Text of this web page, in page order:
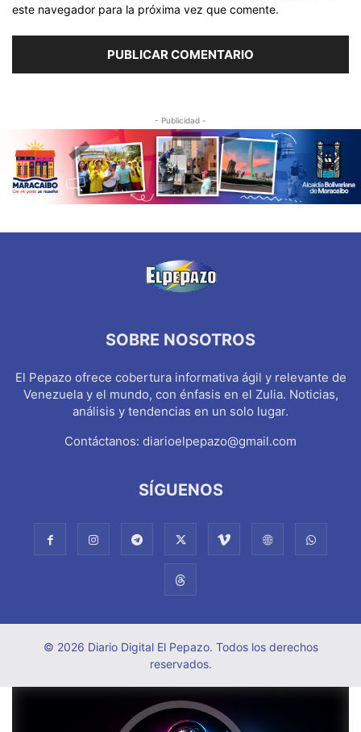
este navegador para la próxima vez que comente.
- Publicidad -
SOBRE NOSOTROS
El Pepazo ofrece cobertura informativa ágil y relevante de
Venezuela y el mundo, con énfasis en el Zulia. Noticias,
análisis y tendencias en un solo lugar.
Contáctanos: diarioelpepazo@gmail.com
SÍGUENOS
© 2026 Diario Digital El Pepazo. Todos los derechos
reservados.